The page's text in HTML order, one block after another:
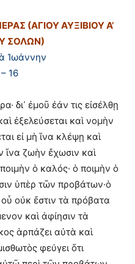
(ΑΓΙΟΥ ΑΥΞΙΒΙΟΥ Α’
ΣΟΛΩΝ)
Ἰωάννην
16
δι᾽ ἐμοῦ ἐάν τις εἰσέλθῃ
ἐξελεύσεται καὶ νομὴν
εἰ μὴ ἵνα κλέψῃ καὶ
ἵνα ζωὴν ἔχωσιν καὶ
ὁ καλός· ὁ ποιμὴν ὁ
ὑπὲρ τῶν προβάτων·ὁ
οὐκ ἔστιν τὰ πρόβατα
καὶ ἀφίησιν τὰ
ἁρπάζει αὐτὰ καὶ
φεύγει ὅτι